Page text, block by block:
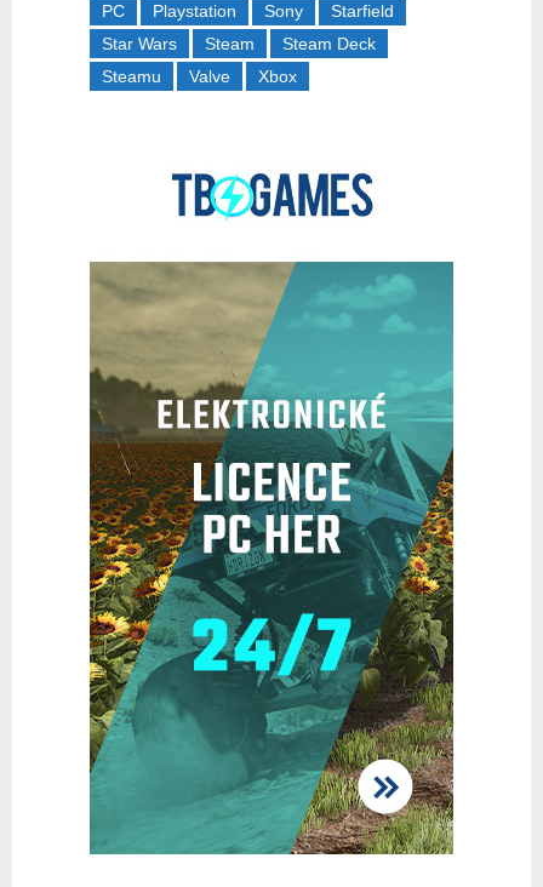
PC
Playstation Sony
Starfield
Star Wars
Steam
Steam Deck
Steamu
Valve Xbox